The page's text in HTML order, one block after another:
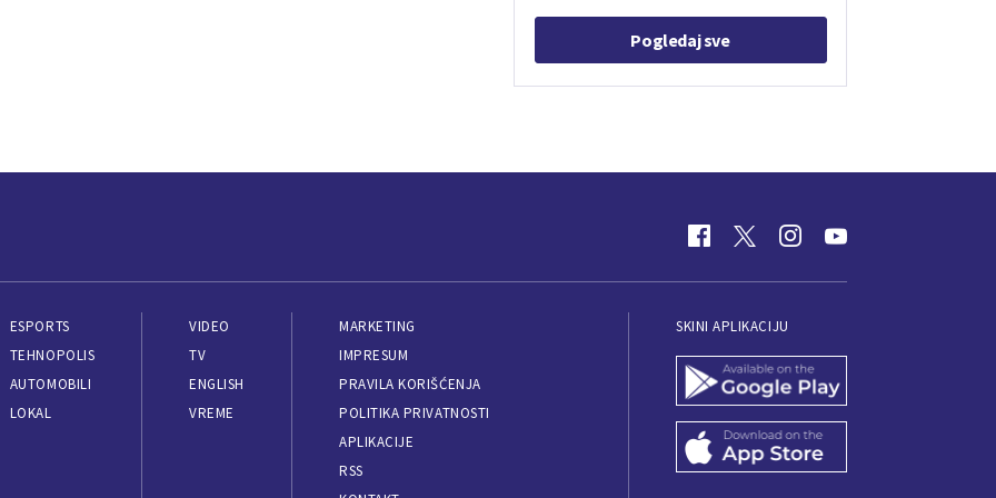
Pogledaj sve
ESPORTS
TEHNOPOLIS
AUTOMOBILI
LOKAL
VIDEO
TV
ENGLISH
VREME
MARKETING
IMPRESUM
PRAVILA KORIŠĆENJA
POLITIKA PRIVATNOSTI
APLIKACIJE
RSS
SKINI APLIKACIJU